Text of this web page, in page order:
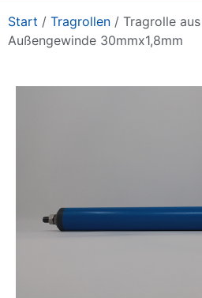
Start / Tragrollen / Tragrolle
Außengewinde 30mmx1,8mm